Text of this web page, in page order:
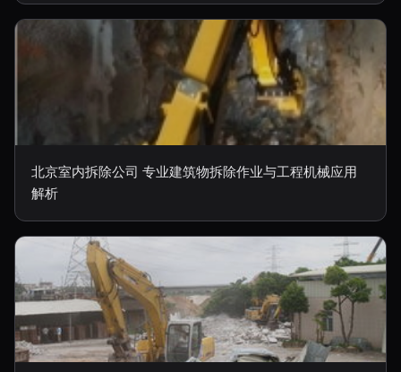
北京室内拆除公司 专业建筑物拆除作业与工程机械应用
解析